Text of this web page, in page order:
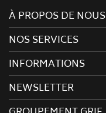
À PROPOS DE NOUS
NOS SERVICES
INFORMATIONS
NEWSLETTER